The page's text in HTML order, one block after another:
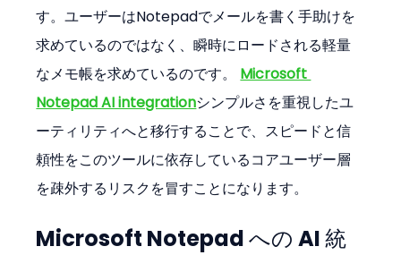
す。ユーザーはNotepadでメールを書く手助けを
求めているのではなく、瞬時にロードされる軽量
なメモ帳を求めているのです。 Microsoft
Notepad AI integrationシンプルさを重視したユ
ーティリティへと移行することで、スピードと信
頼性をこのツールに依存しているコアユーザー層
を疎外するリスクを冒すことになります。
Microsoft Notepad への AI 統